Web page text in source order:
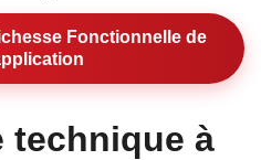
Fonctionnelle de
technique à